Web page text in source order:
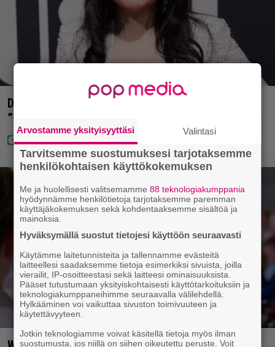
Diandra julkaisi upeita kuvia Helsingistä –
”Puitteet kohdillaan”
Arvostamme yksityisyyttäsi Valintasi
Tarvitsemme suostumuksesi tarjotaksemme
henkilökohtaisen käyttökokemuksen
Me ja huolellisesti valitsemamme88 teknologiakumppania
hyödynnämme henkilötietoja tarjotaksemme paremman
käyttäjäkokemuksen sekä kohdentaaksemme sisältöä ja
mainoksia.
Hyväksymällä suostut tietojesi käyttöön seuraavasti
Käytämme laitetunnisteita ja tallennamme evästeitä
laitteellesi saadaksemme tietoja esimerkiksi sivuista, joilla
vierailit, IP-osoitteestasi sekä laitteesi ominaisuuksista.
Pääset tutustumaan yksityiskohtaisesti käyttötarkoituksiin ja
teknologiakumppaneihimme seuraavalla välilehdellä.
Hylkääminen voi vaikuttaa sivuston toimivuuteen ja
käytettävyyteen.
Jotkin teknologiamme voivat käsitellä tietoja myös ilman
suostumusta, jos niillä on siihen oikeutettu peruste. Voit